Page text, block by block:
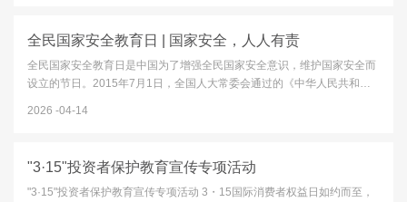
全民国家安全教育日 | 国家安全，人人有责
全民国家安全教育日是中国为了增强全民国家安全意识，维护国家安全而
设立的节日。2015年7月1日，全国人大常委会通过的《中华人民共和国
2026 04-14
"3·15"投资者保护教育宣传专项活动
"3·15"投资者保护教育宣传专项活动 3・15国际消费者权益日如约而至，